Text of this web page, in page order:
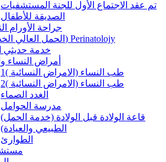
تم عقد الاجتماع الأول للجنة المستشفيات
الصديقة للأطفال
جراحة الأورام
(الحمل العالي الخطورة) Perinatolojy
خدمة حديثي
أمراض النساء
طب النساء (الامراض النسائية )1
طب النساء (الامراض النسائية )2
الغدد الصماء
مدرسة الحوامل
(قاعة الولادة قبل الولادة (خدمة الحمل
الطبيعي والعيادة)
الطوارئ